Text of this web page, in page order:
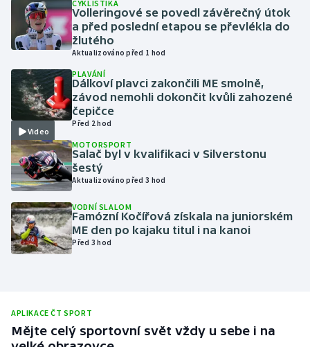
Krasobruslení
Lezení
Lyže a snowboard
Moderní pětiboj
Motorsport
Olympijské hry
Parasport
Plavání
Ragby
CYKLISTIKA
Volleringové se povedl závěrečný útok
a před poslední etapou se převlékla do
žlutého
Aktualizováno před 1 hod
Video
PLAVÁNÍ
Dálkoví plavci zakončili ME smolně,
závod nemohli dokončit kvůli zahozené
čepičce
Před 2 hod
MOTORSPORT
Salač byl v kvalifikaci v Silverstonu
šestý
Aktualizováno před 3 hod
VODNÍ SLALOM
Famózní Kočířová získala na juniorském
ME den po kajaku titul i na kanoi
Před 3 hod
APLIKACE ČT SPORT
Mějte celý sportovní svět vždy u sebe i na